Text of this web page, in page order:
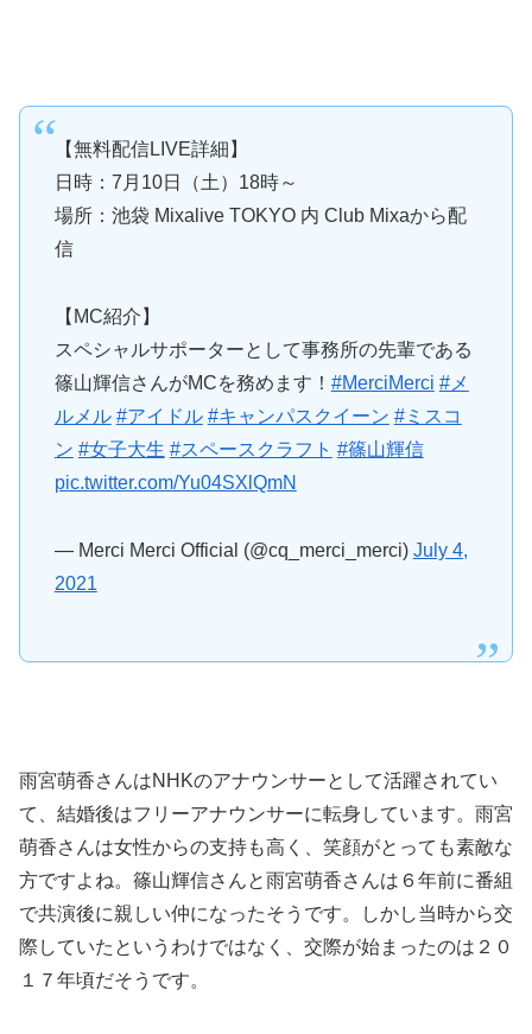
【無料配信LIVE詳細】
日時：7月10日（土）18時～
場所：池袋 Mixalive TOKYO 内 Club Mixaから配
信
【MC紹介】
スペシャルサポーターとして事務所の先輩である
篠山輝信さんがMCを務めます！ #MerciMerci #メ
ルメル #アイドル #キャンパスクイーン #ミスコ
ン #女子大生 #スペースクラフト #篠山輝信
pic.twitter.com/Yu04SXlQmN
— Merci Merci Official (@cq_merci_merci) July 4,
2021
雨宮萌香さんはNHKのアナウンサーとして活躍されてい
て、結婚後はフリーアナウンサーに転身しています。雨宮
萌香さんは女性からの支持も高く、笑顔がとっても素敵な
方ですよね。篠山輝信さんと雨宮萌香さんは６年前に番組
で共演後に親しい仲になったそうです。しかし当時から交
際していたというわけではなく、交際が始まったのは２０
１７年頃だそうです。